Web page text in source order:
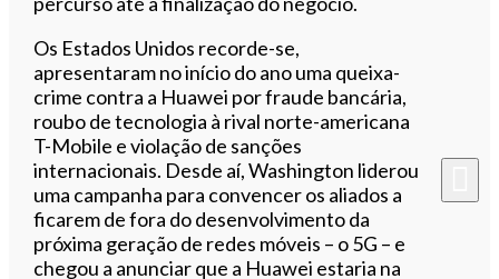
Os Estados Unidos recorde-se,
apresentaram no início do ano uma queixa-
crime contra a Huawei por fraude bancária,
roubo de tecnologia à rival norte-americana
T-Mobile e violação de sanções
internacionais. Desde aí, Washington liderou
uma campanha para convencer os aliados a
ficarem de fora do desenvolvimento da
próxima geração de redes móveis – o 5G – e
chegou a anunciar que a Huawei estaria na